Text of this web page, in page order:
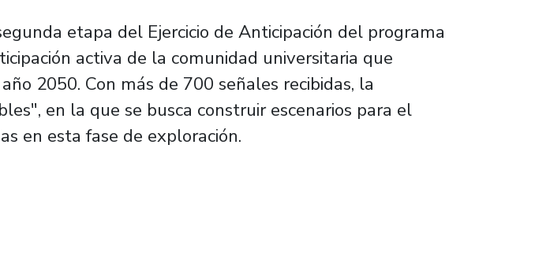
etapa del Ejercicio de Anticipación del programa
activa de la comunidad universitaria que
2050. Con más de 700 señales recibidas, la
en la que se busca construir escenarios para el
en esta fase de exploración.
la comunidad universitaria imagina Chile al 2050